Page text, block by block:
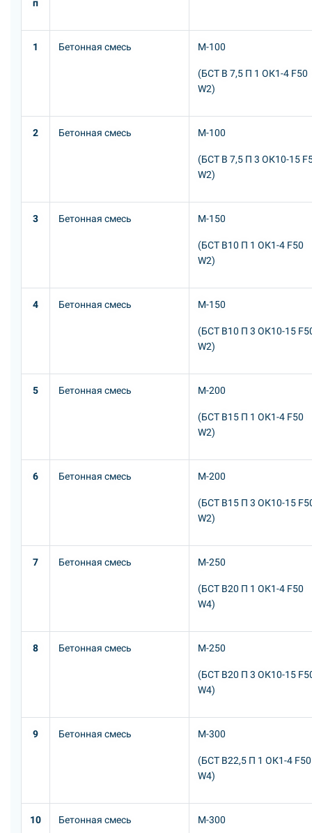
п
1 Бетонная смесь М-100
(БСТ В 7,5 П 1 ОК1-4 F50
W2)
2 Бетонная смесь М-100
(БСТ В 7,5 П 3 ОК10-15
W2)
3 Бетонная смесь М-150
(БСТ В10 П 1 ОК1-4 F50
W2)
4 Бетонная смесь М-150
(БСТ В10 П 3 ОК10-15
W2)
5 Бетонная смесь М-200
(БСТ В15 П 1 ОК1-4 F50
W2)
6 Бетонная смесь М-200
(БСТ В15 П 3 ОК10-15
W2)
7 Бетонная смесь М-250
(БСТ В20 П 1 ОК1-4 F50
W4)
8 Бетонная смесь М-250
(БСТ В20 П 3 ОК10-15
W4)
9 Бетонная смесь М-300
(БСТ В22,5 П 1 ОК1-4 F50
W4)
10 Бетонная смесь М-300